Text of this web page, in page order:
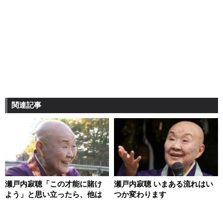
関連記事
瀬戸内寂聴「この才能に賭け
よう」と思い立ったら、他は
瀬戸内寂聴 いまある流れはい
つか変わります